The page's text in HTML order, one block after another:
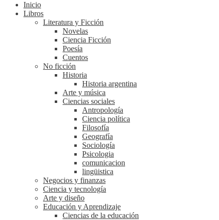
Inicio
Libros
Literatura y Ficción
Novelas
Ciencia Ficción
Poesía
Cuentos
No ficción
Historia
Historia argentina
Arte y música
Ciencias sociales
Antropología
Ciencia política
Filosofía
Geografía
Sociología
Psicologia
comunicacion
lingüistica
Negocios y finanzas
Ciencia y tecnología
Arte y diseño
Educación y Aprendizaje
Ciencias de la educación